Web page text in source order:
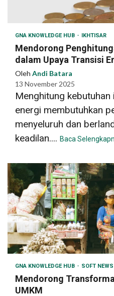
GNA KNOWLEDGE HUB IKHTISAR
Mendorong
dalam Upaya Transisi
Oleh Andi Batara
13 November 2025
Menghitung
energi membutuhkan
menyeluruh dan
keadilan.... Baca
GNA KNOWLEDGE HUB SOFT NEWS
Mendorong
UMKM